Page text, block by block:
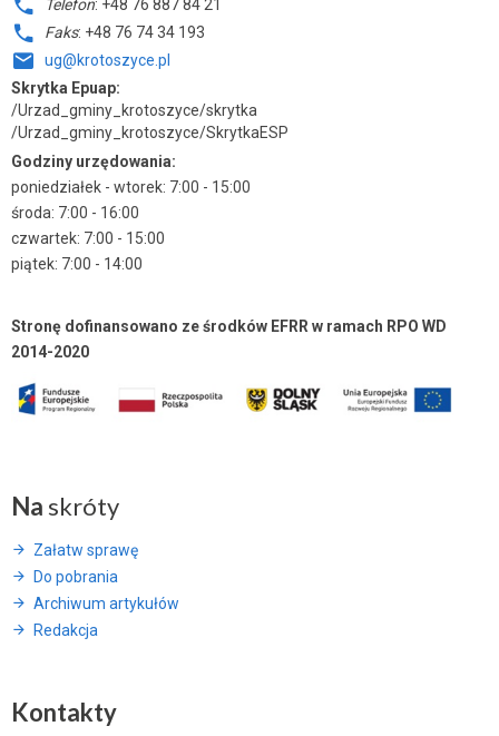
Telefon: +48 76 887 84 21
Faks: +48 76 74 34 193
ug@krotoszyce.pl
Skrytka Epuap:
/Urzad_gminy_krotoszyce/skrytka
/Urzad_gminy_krotoszyce/SkrytkaESP
Godziny urzędowania:
poniedziałek - wtorek: 7:00 - 15:00
środa: 7:00 - 16:00
czwartek: 7:00 - 15:00
piątek: 7:00 - 14:00
Stronę dofinansowano ze środków EFRR w ramach RPO WD
2014-2020
Na skróty
Załatw sprawę
Do pobrania
Archiwum artykułów
Redakcja
Kontakty